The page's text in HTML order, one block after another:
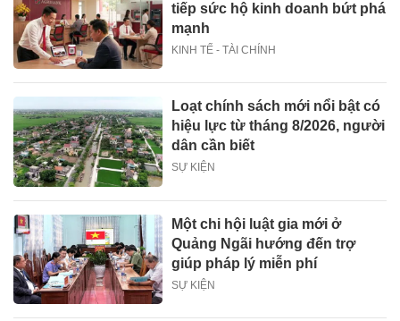
tiếp sức hộ kinh doanh bứt phá
mạnh
KINH TẾ - TÀI CHÍNH
Loạt chính sách mới nổi bật có
hiệu lực từ tháng 8/2026, người
dân cần biết
SỰ KIỆN
Một chi hội luật gia mới ở
Quảng Ngãi hướng đến trợ
giúp pháp lý miễn phí
SỰ KIỆN